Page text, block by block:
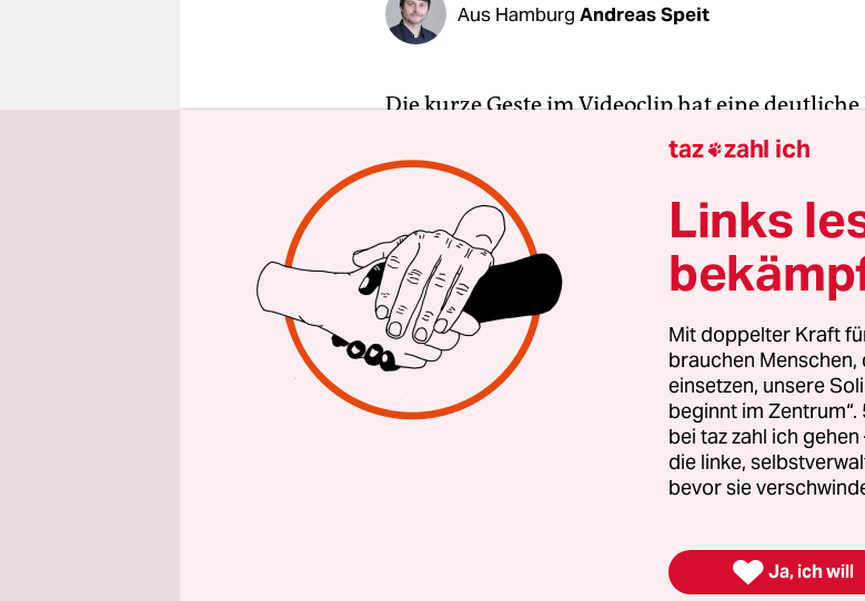
Aus Hamburg Andreas Speit
Die kurze Geste im Videoclip hat eine
Hand auf Kopfhöhe gehalten, lässt Alexander
Messer aufklappen, runter zum Hals wandern,
Schnittbewegung zu vollziehen. Im Vorspann
tagram-Account spricht das Bandidos-
Herkunft ausdrücklich Personen an, die das
Tattoostudio „Famous Tattoo – Lifestyle Store“
„Seit Wochen warnen wir vor den
Tattoostudios. Als Reaktion auf die Kritik
Morddrohung aus dessen Umfeld“, sagt eine
taz zahl ich
Links
Mit doppelter Kraft
brauchen
einsetzen, unsere
beginnt im
bei taz zahl ich
die linke,
bevor sie
 Ja, ich will